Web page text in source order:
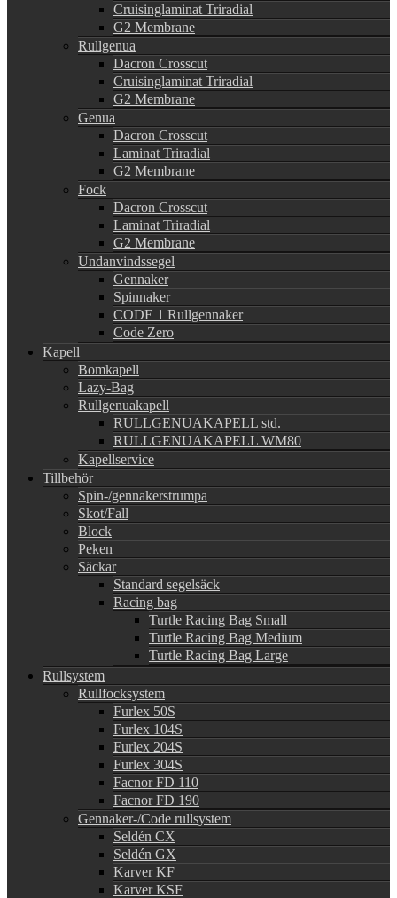
Cruisinglaminat Triradial
G2 Membrane
Rullgenua
Dacron Crosscut
Cruisinglaminat Triradial
G2 Membrane
Genua
Dacron Crosscut
Laminat Triradial
G2 Membrane
Fock
Dacron Crosscut
Laminat Triradial
G2 Membrane
Undanvindssegel
Gennaker
Spinnaker
CODE 1 Rullgennaker
Code Zero
Kapell
Bomkapell
Lazy-Bag
Rullgenuakapell
RULLGENUAKAPELL std.
RULLGENUAKAPELL WM80
Kapellservice
Tillbehör
Spin-/gennakerstrumpa
Skot/Fall
Block
Peken
Säckar
Standard segelsäck
Racing bag
Turtle Racing Bag Small
Turtle Racing Bag Medium
Turtle Racing Bag Large
Rullsystem
Rullfocksystem
Furlex 50S
Furlex 104S
Furlex 204S
Furlex 304S
Facnor FD 110
Facnor FD 190
Gennaker-/Code rullsystem
Seldén CX
Seldén GX
Karver KF
Karver KSF